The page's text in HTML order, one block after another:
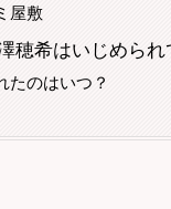
屋敷
穂希はいじめら
たのはいつ？